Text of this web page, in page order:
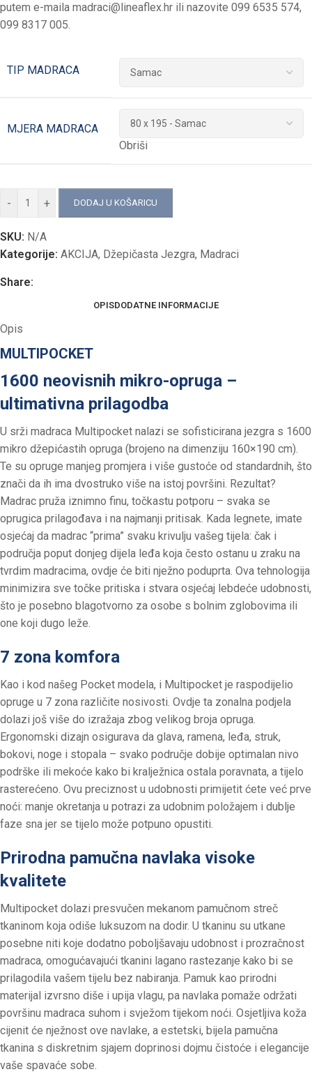
putem e-maila madraci@lineaflex.hr ili nazovite 099 6535 574,
099 8317 005.
TIP MADRACA
MJERA MADRACA
Obriši
- + DODAJ U KOŠARICU
SKU: N/A
Kategorije: AKCIJA, Džepičasta Jezgra, Madraci
Share:
OPISDODATNE INFORMACIJE
Opis
MULTIPOCKET
1600 neovisnih mikro-opruga –
ultimativna prilagodba
U srži madraca Multipocket nalazi se sofisticirana jezgra s 1600
mikro džepićastih opruga (brojeno na dimenziju 160×190 cm).
Te su opruge manjeg promjera i više gustoće od standardnih, što
znači da ih ima dvostruko više na istoj površini. Rezultat?
Madrac pruža iznimno finu, točkastu potporu – svaka se
oprugica prilagođava i na najmanji pritisak. Kada legnete, imate
osjećaj da madrac “prima” svaku krivulju vašeg tijela: čak i
područja poput donjeg dijela leđa koja često ostanu u zraku na
tvrdim madracima, ovdje će biti nježno poduprta. Ova tehnologija
minimizira sve točke pritiska i stvara osjećaj lebdeće udobnosti,
što je posebno blagotvorno za osobe s bolnim zglobovima ili
one koji dugo leže.
7 zona komfora
Kao i kod našeg Pocket modela, i Multipocket je raspodijelio
opruge u 7 zona različite nosivosti. Ovdje ta zonalna podjela
dolazi još više do izražaja zbog velikog broja opruga.
Ergonomski dizajn osigurava da glava, ramena, leđa, struk,
bokovi, noge i stopala – svako područje dobije optimalan nivo
podrške ili mekoće kako bi kralježnica ostala poravnata, a tijelo
rasterećeno. Ovu preciznost u udobnosti primijetit ćete već prve
noći: manje okretanja u potrazi za udobnim položajem i dublje
faze sna jer se tijelo može potpuno opustiti.
Prirodna pamučna navlaka visoke
kvalitete
Multipocket dolazi presvučen mekanom pamučnom streč
tkaninom koja odiše luksuzom na dodir. U tkaninu su utkane
posebne niti koje dodatno poboljšavaju udobnost i prozračnost
madraca, omogućavajući tkanini lagano rastezanje kako bi se
prilagodila vašem tijelu bez nabiranja. Pamuk kao prirodni
materijal izvrsno diše i upija vlagu, pa navlaka pomaže održati
površinu madraca suhom i svježom tijekom noći. Osjetljiva koža
cijenit će nježnost ove navlake, a estetski, bijela pamučna
tkanina s diskretnim sjajem doprinosi dojmu čistoće i elegancije
vaše spavaće sobe.